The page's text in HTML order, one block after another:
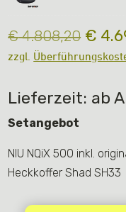
€4.808,20
Preis
€
€
zzgl.
Lieferzeit: ab
Setangebot
NIU NQiX 500 inkl.
Heckkoffer Shad SH33